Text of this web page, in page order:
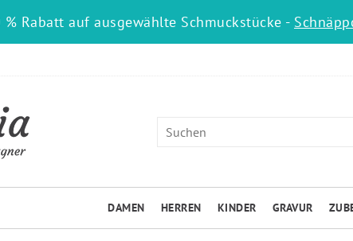
% Rabatt auf ausgewählte Schmuckstücke -
DAMEN HERREN KINDER GRAVUR